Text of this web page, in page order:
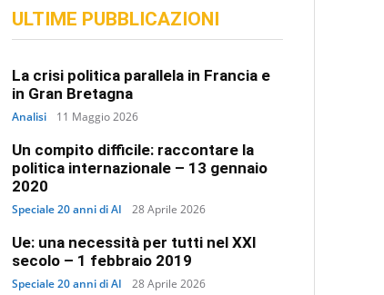
ULTIME PUBBLICAZIONI
La crisi politica parallela in Francia e
in Gran Bretagna
Analisi 11 Maggio 2026
Un compito difficile: raccontare la
politica internazionale – 13 gennaio
2020
Speciale 20 anni di AI 28 Aprile 2026
Ue: una necessità per tutti nel XXI
secolo – 1 febbraio 2019
Speciale 20 anni di AI 28 Aprile 2026